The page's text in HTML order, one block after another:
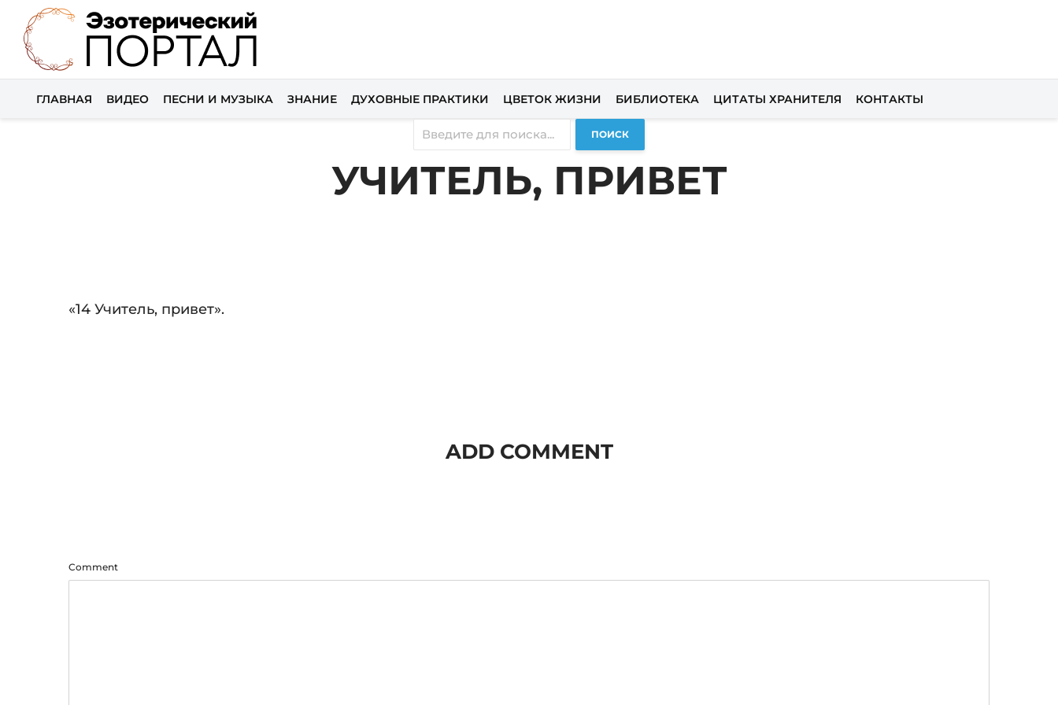
ГЛАВНАЯ ВИДЕО ПЕСНИ И МУЗЫКА ЗНАНИЕ ДУХОВНЫЕ ПРАКТИКИ ЦВЕТОК ЖИЗНИ БИБЛИОТЕКА ЦИТАТЫ ХРАНИТЕЛЯ КОНТАКТЫ
ПОИСК
УЧИТЕЛЬ, ПРИВЕТ
Audio
«14 Учитель, привет».
ADD COMMENT
Comment